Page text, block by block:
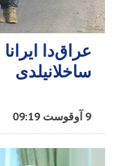
عراق‌دا
ساخلانیلدی
9 آوقوست 09:19